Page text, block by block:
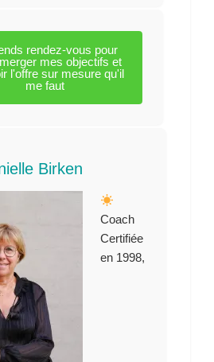
rendez-vous pour
mes objectifs et
l'offre sur mesure qu'il
me faut
Birken
Coach
Certifiée
en 1998,